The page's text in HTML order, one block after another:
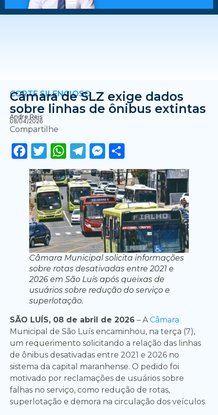
CORTE SILENCIOSO
Câmara de SLZ exige dados
sobre linhas de ônibus extintas
Andre Reis
08/04/2026
Compartilhe
Facebook
Twitter
WhatsApp
Telegram
Messenger
Câmara Municipal solicita informações
sobre rotas desativadas entre 2021 e
2026 em São Luís após queixas de
usuários sobre redução do serviço e
superlotação.
SÃO LUÍS, 08 de abril de 2026 – A Câmara
Municipal de São Luís encaminhou, na terça (7),
um requerimento solicitando a relação das linhas
de ônibus desativadas entre 2021 e 2026 no
sistema da capital maranhense. O pedido foi
motivado por reclamações de usuários sobre
falhas no serviço, como redução de rotas,
superlotação e demora na circulação dos veículos.